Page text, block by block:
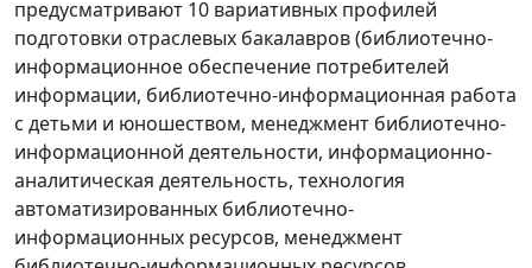
предусматривают 10 вариативных профилей
подготовки отраслевых бакалавров (библиотечно-
информационное обеспечение потребителей
информации, библиотечно-информационная работа
с детьми и юношеством, менеджмент библиотечно-
информационной деятельности, информационно-
аналитическая деятельность, технология
автоматизированных библиотечно-
информационных ресурсов, менеджмент